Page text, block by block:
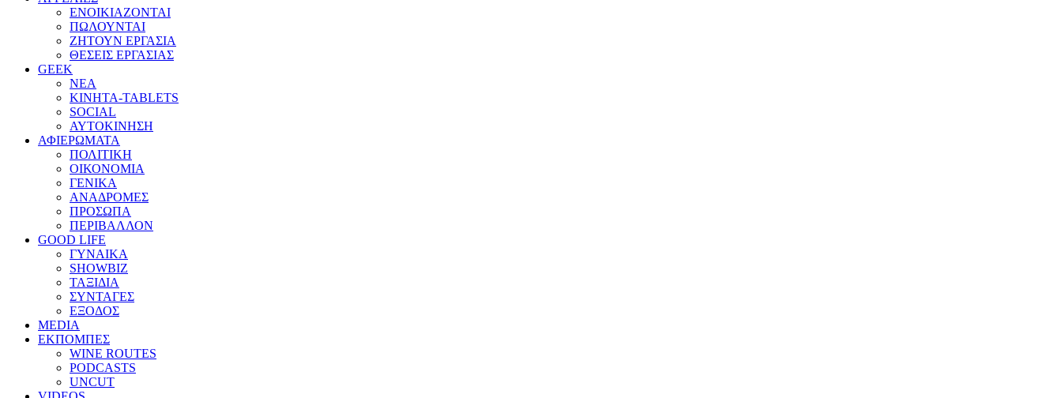
ΕΝΟΙΚΙΑΖΟΝΤΑΙ
ΠΩΛΟΥΝΤΑΙ
ΖΗΤΟΥΝ ΕΡΓΑΣΙΑ
ΘΕΣΕΙΣ ΕΡΓΑΣΙΑΣ
GEEK
ΝΕΑ
ΚΙΝΗΤΑ-TABLETS
SOCIAL
ΑΥΤΟΚΙΝΗΣΗ
ΑΦΙΕΡΩΜΑΤΑ
ΠΟΛΙΤΙΚΗ
ΟΙΚΟΝΟΜΙΑ
ΓΕΝΙΚΑ
ΑΝΑΔΡΟΜΕΣ
ΠΡΟΣΩΠΑ
ΠΕΡΙΒΑΛΛΟΝ
GOOD LIFE
ΓΥΝΑΙΚΑ
SHOWBIZ
ΤΑΞΙΔΙΑ
ΣΥΝΤΑΓΕΣ
ΕΞΟΔΟΣ
MEDIA
ΕΚΠΟΜΠΕΣ
WINE ROUTES
PODCASTS
UNCUT